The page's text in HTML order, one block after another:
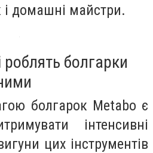
і домашні майстри.
роблять болгарки
болгарок Metabo є
інтенсивні
цих інструментів